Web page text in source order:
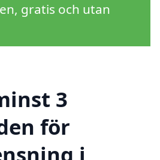
gratis och utan
3
för
i